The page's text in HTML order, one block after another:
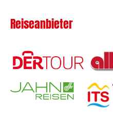
Reiseanbieter